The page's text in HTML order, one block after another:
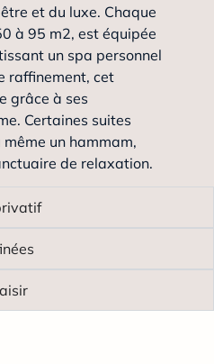
et du luxe. Chaque
à 95 m2, est équipée
un spa personnel
raffinement, cet
grâce à ses
Certaines suites
un hammam,
de relaxation.